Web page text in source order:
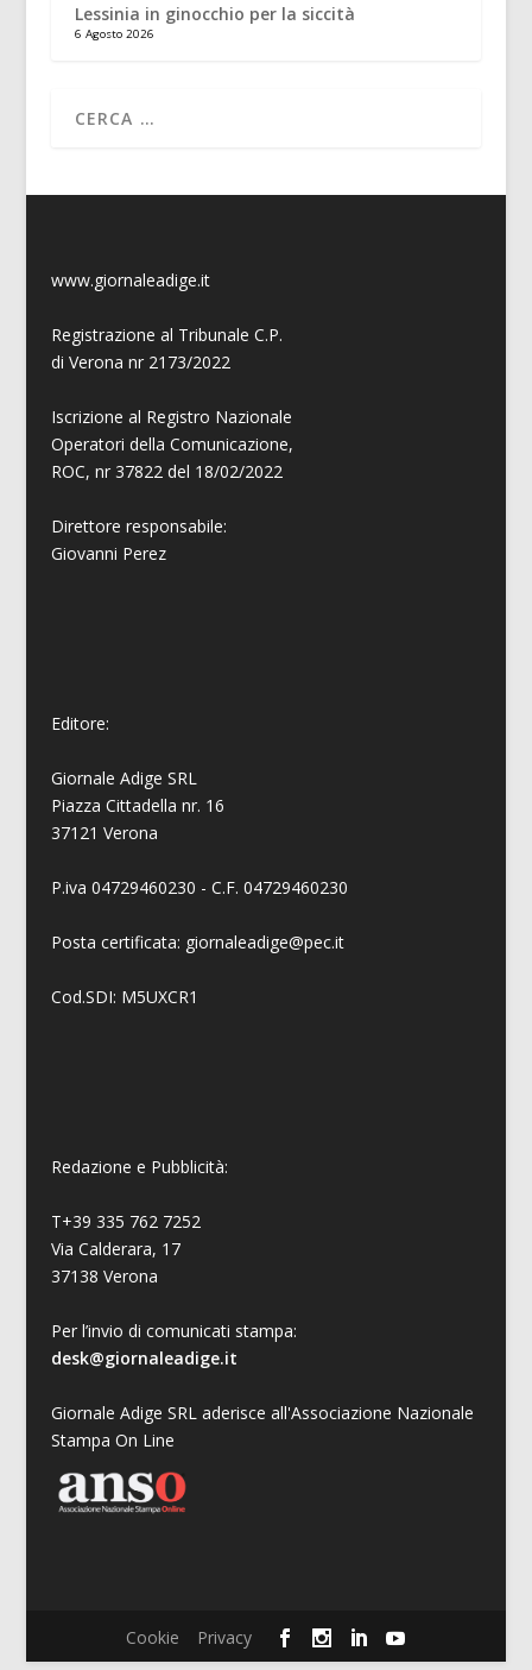
Lessinia in ginocchio per la siccità
6 Agosto 2026
www.giornaleadige.it
Registrazione al Tribunale C.P.
di Verona nr 2173/2022
Iscrizione al Registro Nazionale
Operatori della Comunicazione,
ROC, nr 37822 del 18/02/2022
Direttore responsabile:
Giovanni Perez
Editore:
Giornale Adige SRL
Piazza Cittadella nr. 16
37121 Verona
P.iva 04729460230 - C.F. 04729460230
Posta certificata: giornaleadige@pec.it
Cod.SDI: M5UXCR1
Redazione e Pubblicità:
T+39 335 762 7252
Via Calderara, 17
37138 Verona
Per l’invio di comunicati stampa:
desk@giornaleadige.it
Giornale Adige SRL aderisce all'Associazione Nazionale
Stampa On Line
Cookie Privacy